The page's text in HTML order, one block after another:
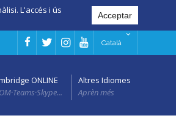
L'accés i ús
Català
ONLINE
Altres Idiomes
Aprèn més